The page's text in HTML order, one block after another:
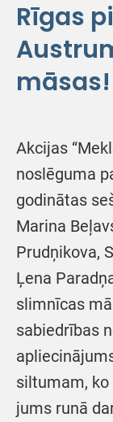
Rīgas
māsas!
Akcijas
noslēguma
godinātas
Marina
Prudņikova,
Ļena
slimnīcas
sabiedrības
siltumam,
jums runā